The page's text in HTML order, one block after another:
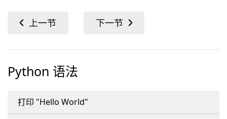
Python 语法
打印 "Hello World"